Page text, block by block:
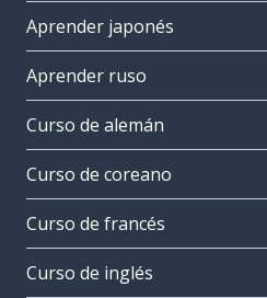
Aprender japonés
Aprender ruso
Curso de alemán
Curso de coreano
Curso de francés
Curso de inglés